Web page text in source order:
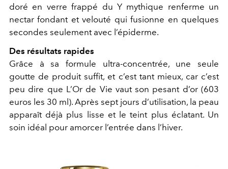
doré en verre frappé du Y mythique renferme un
nectar fondant et velouté qui fusionne en quelques
secondes seulement avec l’épiderme.
Des résultats rapides
Grâce à sa formule ultra-concentrée, une seule
goutte de produit suffit, et c’est tant mieux, car c’est
peu dire que L’Or de Vie vaut son pesant d’or (603
euros les 30 ml). Après sept jours d’utilisation, la peau
apparaît déjà plus lisse et le teint plus éclatant. Un
soin idéal pour amorcer l’entrée dans l’hiver.